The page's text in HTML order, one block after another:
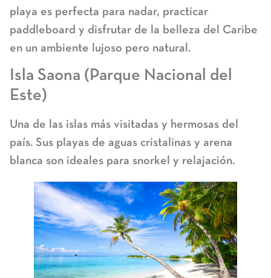
playa es perfecta para nadar, practicar
paddleboard y disfrutar de la belleza del Caribe
en un ambiente lujoso pero natural.
Isla Saona (Parque Nacional del
Este)
Una de las islas más visitadas y hermosas del
país. Sus playas de aguas cristalinas y arena
blanca son ideales para snorkel y relajación.